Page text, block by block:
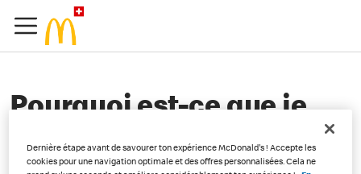
Pourquoi est-ce que je
n'ai pas reçu de points
Dernière étape avant de savourer ton expérience McDonald's ! Accepte les
cookies pour une navigation optimale et des offres personnalisées. Cela ne